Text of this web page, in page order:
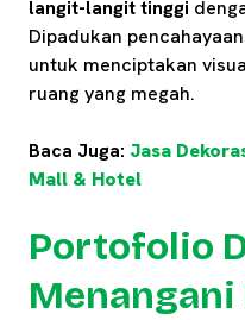
langit-langit tinggi
Dipadukan
untuk menciptakan
ruang yang megah.
Baca Juga: Jasa
Mall & Hotel
Portofolio